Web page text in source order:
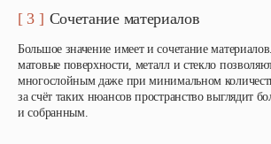
[ 3 ] Сочетание материалов
Большое значение имеет и сочетание
матовые поверхности, металл и стекло
многослойным даже при минимальном
за счёт таких нюансов пространство выглядит
и собранным.